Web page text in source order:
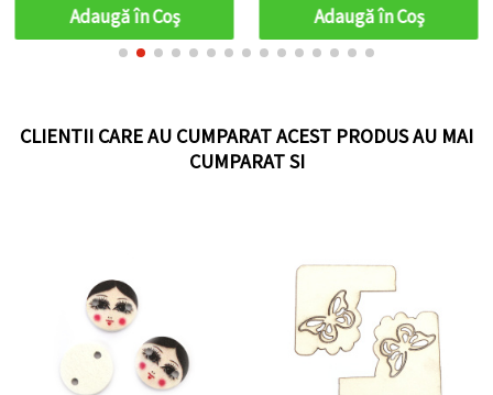
Adaugă în Coş Adaugă în Coş
CLIENTII CARE AU CUMPARAT ACEST PRODUS AU MAI
CUMPARAT SI